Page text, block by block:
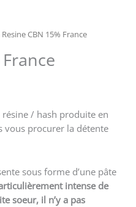
CBN 15% France
/ hash produite en
vous procurer la détente
sous forme d’une pâte
intense de
soeur, il n’y a pas